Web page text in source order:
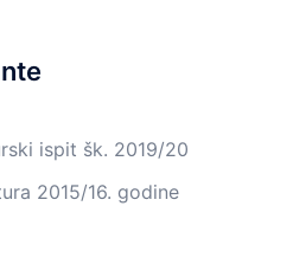
ispit šk. 2019/20
2015/16. godine